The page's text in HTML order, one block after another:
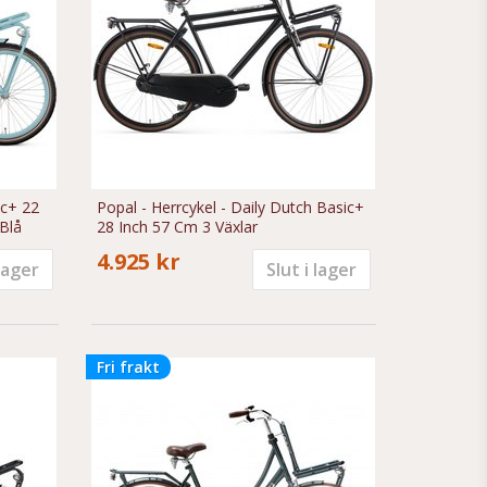
22
Popal - Herrcykel - Daily Dutch Basic+
28 Inch 57 Cm 3 Växlar
4.925 kr Slut i lager
Fri frakt